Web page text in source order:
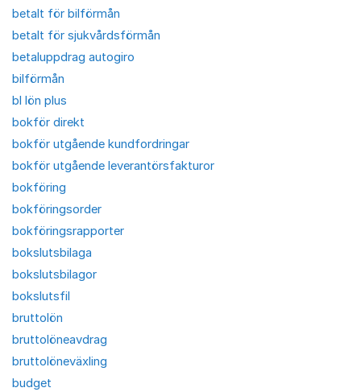
betalt för bilförmån
betalt för sjukvårdsförmån
betaluppdrag autogiro
bilförmån
bl lön plus
bokför direkt
bokför utgående kundfordringar
bokför utgående leverantörsfakturor
bokföring
bokföringsorder
bokföringsrapporter
bokslutsbilaga
bokslutsbilagor
bokslutsfil
bruttolön
bruttolöneavdrag
bruttolöneväxling
budget